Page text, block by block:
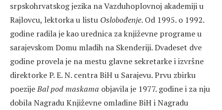
srpskohrvatskog jezika na Vazduhoplovnoj akademiji u
Rajlovcu, lektorka u listu Oslobođenje. Od 1995. o 1992.
godine radila je kao urednica za književne programe u
sarajevskom Domu mladih na Skenderiji. Dvadeset dve
godine provela je na mestu glavne sekretarke i izvršne
direktorke P. E. N. centra BiH u Sarajevu. Prvu zbirku
poezijeBal pod maskama objavila je 1977. godine i za nju
dobila Nagradu Književne omladine BiH i Nagradu